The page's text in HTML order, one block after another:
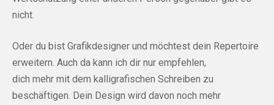
nicht.
Oder du bist Grafikdesigner und möchtest dein Repertoire
erweitern. Auch da kann ich dir nur empfehlen,
dich mehr mit dem kalligrafischen Schreiben zu
beschäftigen. Dein Design wird davon noch mehr